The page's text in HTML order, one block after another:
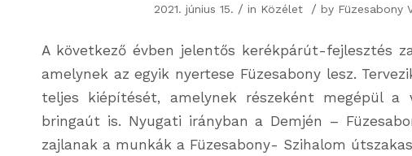
2021. június 15. / in Közélet / by Füzesabony
A következő évben jelentős kerékpárút-fejlesztés
amelynek az egyik nyertese Füzesabony lesz.
teljes kiépítését, amelynek részeként megépül a
bringaút is. Nyugati irányban a Demjén –
zajlanak a munkák a Füzesabony- Szihalom